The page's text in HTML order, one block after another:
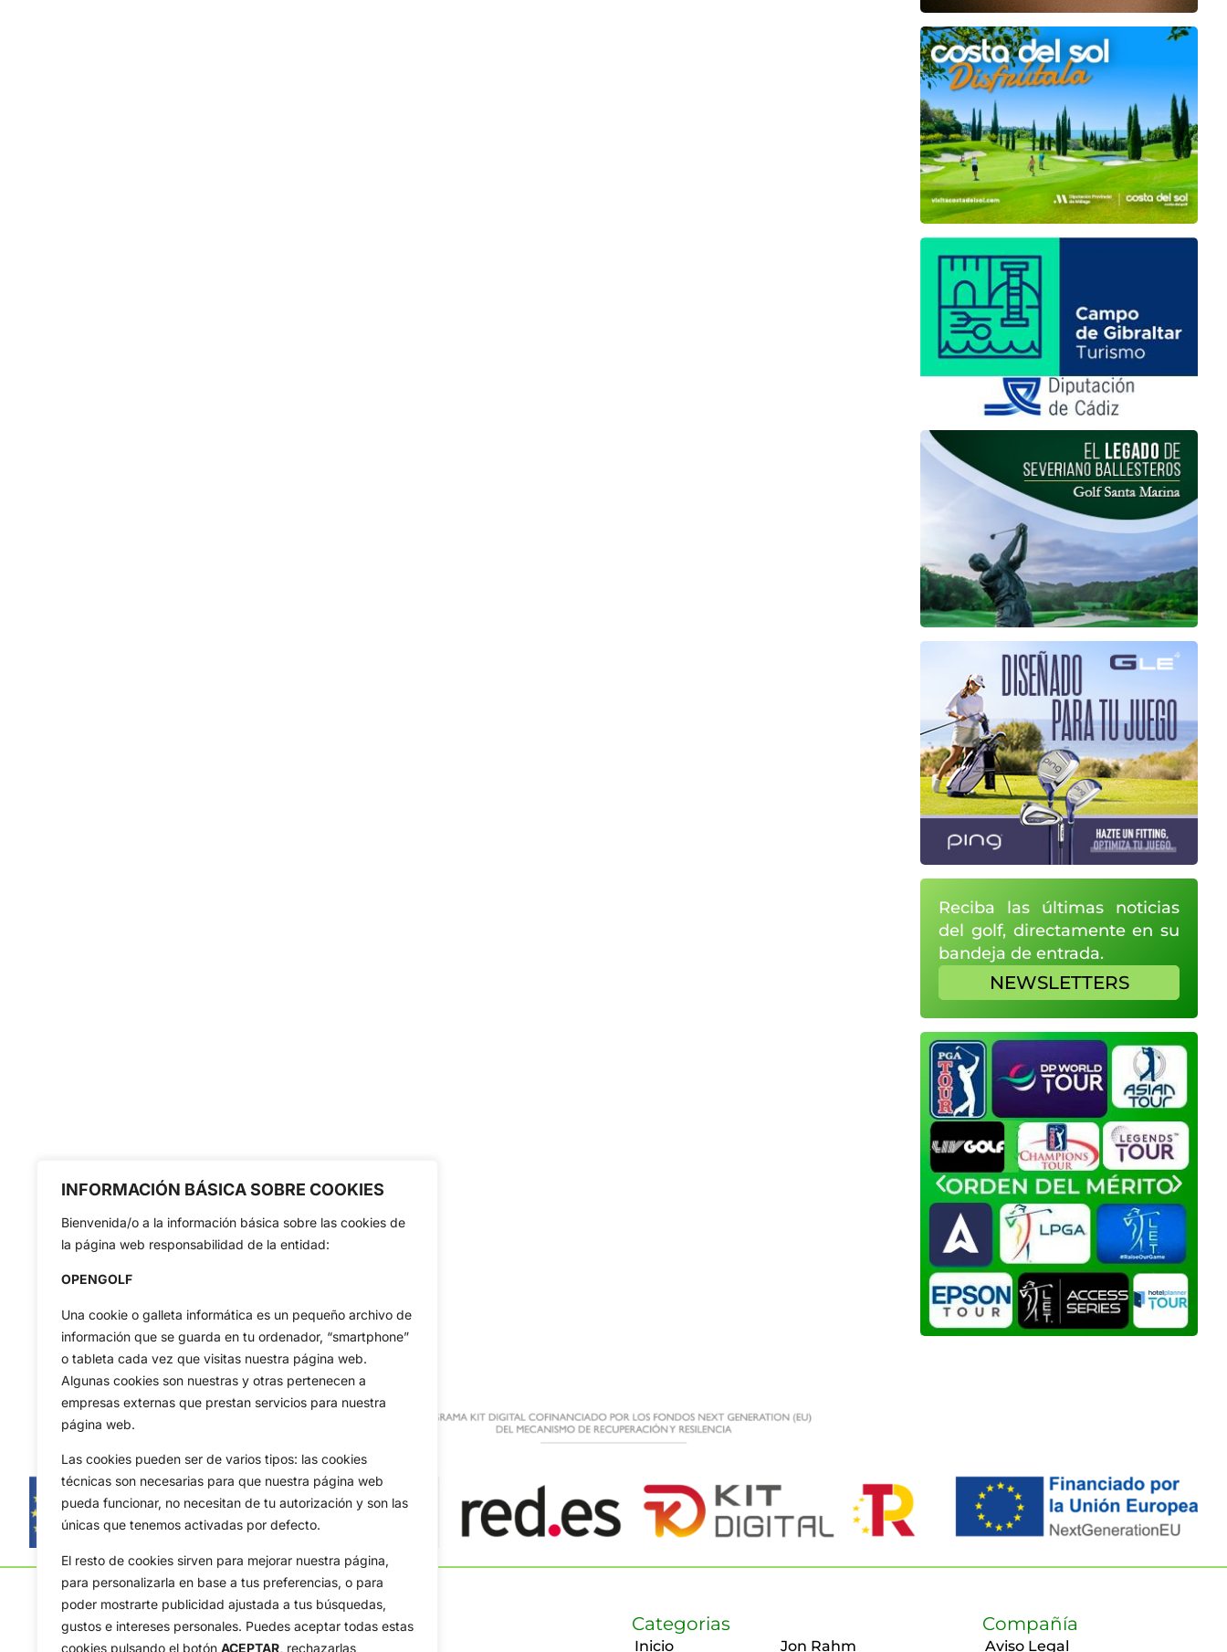
INFORMACIÓN BÁSICA SOBRE COOKIES
Bienvenida/o a la información básica sobre las cookies de
la página web responsabilidad de la entidad:
OPENGOLF
Una cookie o galleta informática es un pequeño archivo de
información que se guarda en tu ordenador, “smartphone”
o tableta cada vez que visitas nuestra página web.
Algunas cookies son nuestras y otras pertenecen a
empresas externas que prestan servicios para nuestra
página web.
Las cookies pueden ser de varios tipos: las cookies
técnicas son necesarias para que nuestra página web
pueda funcionar, no necesitan de tu autorización y son las
únicas que tenemos activadas por defecto.
El resto de cookies sirven para mejorar nuestra página,
para personalizarla en base a tus preferencias, o para
poder mostrarte publicidad ajustada a tus búsquedas,
gustos e intereses personales. Puedes aceptar todas estas
cookies pulsando el botón ACEPTAR, rechazarlas
Reciba las últimas noticias
del golf, directamente en su
bandeja de entrada.
NEWSLETTERS
Categorias
Inicio Jon Rahm
Compañía
Aviso Legal